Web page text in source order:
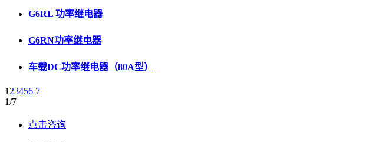
G6RL 功率继电器
G6RN功率继电器
车载DC功率继电器（80A型）
1 23456 7
1/7
点击咨询